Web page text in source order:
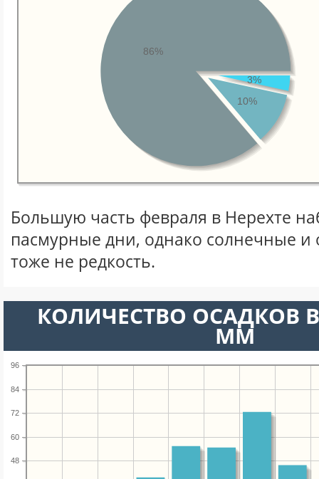
3%
10%
86%
Большую часть февраля в Нерехте
пасмурные дни, однако солнечные
тоже не редкость.
КОЛИЧЕСТВО ОСАДКОВ
ММ
48
60
72
84
96